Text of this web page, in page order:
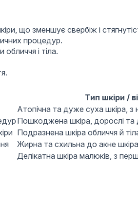
що зменшує свербіж і
процедур.
і тіла.
Тип шкіри /
Атопічна та дуже суха шкіра,
Пошкоджена шкіра, дорослі та
Подразнена шкіра обличчя й
Жирна та схильна до акне
Делікатна шкіра малюків, з